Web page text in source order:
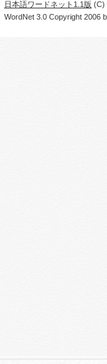
日本語ワードネット1.1版 (C)
WordNet 3.0 Copyright 2006